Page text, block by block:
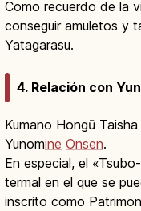
Como recuerdo de la
conseguir amuletos y
Yatagarasu.
4. Relación con
Kumano Hongū
Yunomine Onsen.
En especial, el
termal en el que se
inscrito como